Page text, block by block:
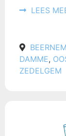
LEES
BEERNEM
DAMME,
ZEDELGEM